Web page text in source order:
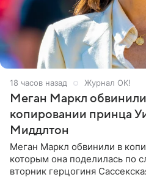
18 часов назад Журнал OK!
Меган Маркл
копировании принца
Миддлтон
Меган Маркл обвинили в
которым она поделилась по
вторник герцогиня